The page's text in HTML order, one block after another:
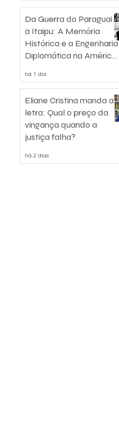
Da Guerra do Paraguai
a Itaipu: A Memória
Histórica e a Engenharia
Diplomática na América
há 1 dia
Eliane Cristina manda a
letra: Qual o preço da
vingança quando a
justiça falha?
há 2 dias